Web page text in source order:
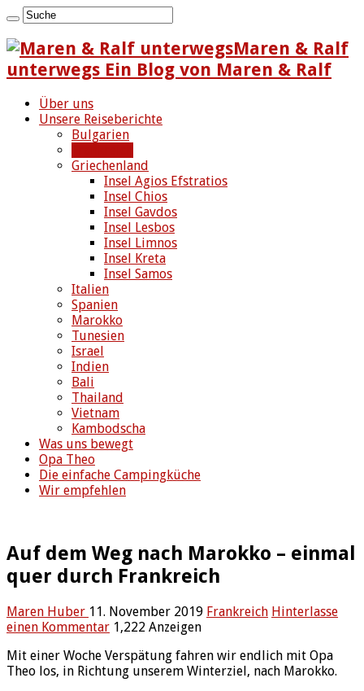
Maren & Ralf
unterwegs Ein Blog von Maren & Ralf
Über uns
Unsere Reiseberichte
Bulgarien
Griechenland
Insel Agios Efstratios
Insel Chios
Insel Gavdos
Insel Lesbos
Insel Limnos
Insel Kreta
Insel Samos
Italien
Spanien
Marokko
Tunesien
Israel
Indien
Bali
Thailand
Vietnam
Kambodscha
Was uns bewegt
Opa Theo
Die einfache Campingküche
Wir empfehlen
Auf dem Weg nach Marokko – einmal
quer durch Frankreich
Maren Huber 11. November 2019 Frankreich Hinterlasse
einen Kommentar 1,222 Anzeigen
Mit einer Woche Verspätung fahren wir endlich mit Opa
Theo los, in Richtung unserem Winterziel, nach Marokko.